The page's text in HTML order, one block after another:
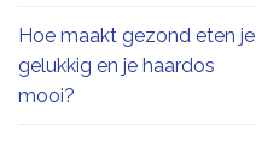
Hoe maakt gezond eten je
gelukkig en je haardos
mooi?